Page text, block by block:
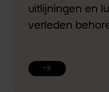
uitlijningen en
verleden